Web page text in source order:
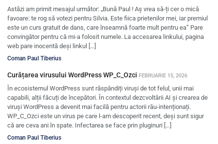
Astăzi am primit mesajul următor: „Bună Paul ! Aș vrea să-ți cer o mică
favoare: te rog să votezi pentru Silvia. Este fiica prietenilor mei, iar premiul
este un curs gratuit de dans, care înseamnă foarte mult pentru ea” Pare
convingător pentru că mi-a folosit numele. La accesarea linkului, pagina
web pare inocentă deși linkul […]
Coman Paul Tiberius
Curățarea virusului WordPress WP_C_Ozci FEBRUARIE 15, 2026
În ecosistemul WordPress sunt răspândiți viruși de tot felul, unii mai
capabili, alții făcuți de începători. În contextul dezcvoltării AI și crearea de
viruși WordPress a devenit mai facilă pentru actorii rău-intenționați.
WP_C_Ozci este un virus pe care l-am descoperit recent, deși sunt sigur
că are ceva ani în spate. Infectarea se face prin pluginuri […]
Coman Paul Tiberius